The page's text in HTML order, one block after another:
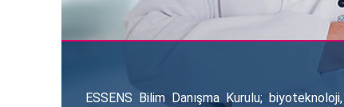
ESSENS Bilim Danışma Kurulu;